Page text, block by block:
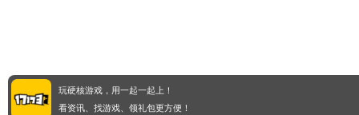
玩硬核游戏，用一起一起上！
看资讯、找游戏、领礼包更方便！